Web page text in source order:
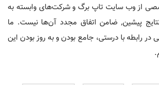
از وب سایت تاپ برگ و شرکت‌های وابسته به
پیشین, ضامن اتفاق مجدد آن‌ها نیست. ما
در رابطه با درستی، جامع بودن و به روز بودن این